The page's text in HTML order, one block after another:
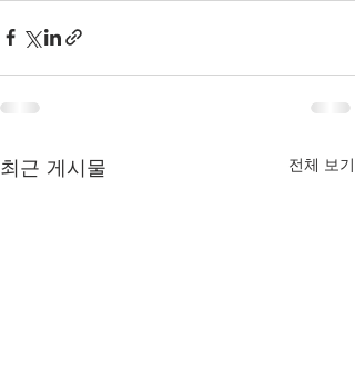
최근 게시물 전체 보기